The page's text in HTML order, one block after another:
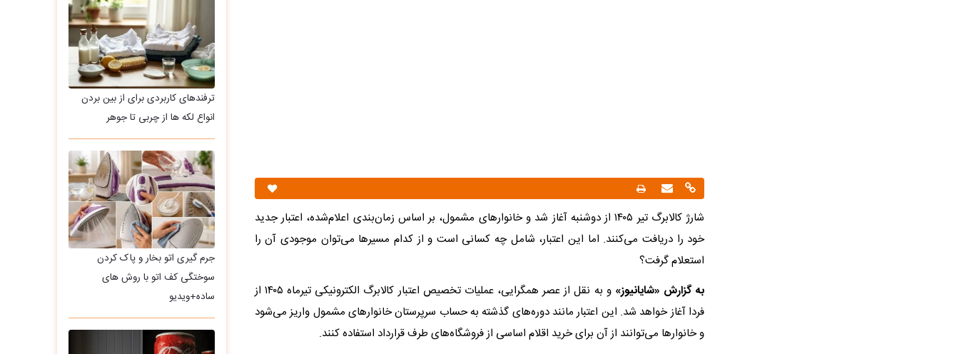
شارژ کالابرگ تیر ۱۴۰۵ از دوشنبه آغاز شد و خانوارهای مشمول، بر اساس زمان‌بندی اعلام‌شده، اعتبار جدید
خود را دریافت می‌کنند. اما این اعتبار، شامل چه کسانی است و از کدام مسیرها می‌توان موجودی آن را
استعلام گرفت؟
به گزارش «شایانیوز»
و به نقل از عصر همگرایی، عملیات تخصیص اعتبار کالابرگ الکترونیکی تیرماه ۱۴۰۵ از
فردا آغاز خواهد شد. این اعتبار مانند دوره‌های گذشته به حساب سرپرستان خانوارهای مشمول واریز می‌شود
و خانوارها می‌توانند از آن برای خرید اقلام اساسی از فروشگاه‌های طرف قرارداد استفاده کنند.​
ترفندهای کاربردی برای از بین بردن
انواع لکه ها از چربی تا جوهر
جرم گیری اتو بخار و پاک کردن
سوختگی کف اتو با روش های
ساده+ویدیو